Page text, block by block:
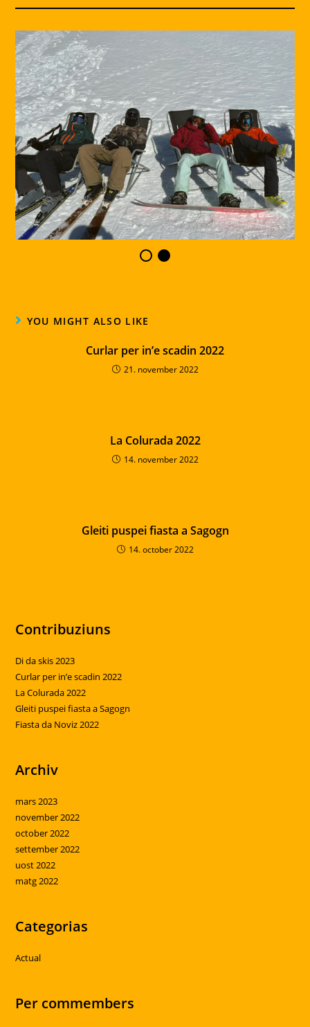
YOU MIGHT ALSO LIKE
Curlar per in’e scadin 2022
21. november 2022
La Colurada 2022
14. november 2022
Gleiti puspei fiasta a Sagogn
14. october 2022
Contribuziuns
Di da skis 2023
Curlar per in’e scadin 2022
La Colurada 2022
Gleiti puspei fiasta a Sagogn
Fiasta da Noviz 2022
Archiv
mars 2023
november 2022
october 2022
settember 2022
uost 2022
matg 2022
Categorias
Actual
Per commembers